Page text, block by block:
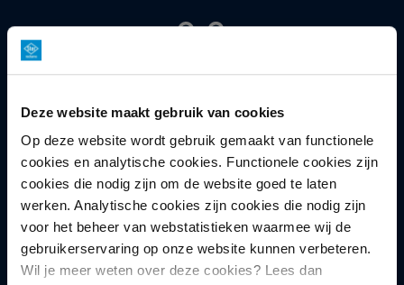
Deze website maakt gebruik van cookies
Op deze website wordt gebruik gemaakt van functionele
cookies en analytische cookies. Functionele cookies zijn
cookies die nodig zijn om de website goed te laten
werken. Analytische cookies zijn cookies die nodig zijn
voor het beheer van webstatistieken waarmee wij de
gebruikerservaring op onze website kunnen verbeteren.
Wil je meer weten over deze cookies? Lees dan
DOELGROEP
Mannen/Vrouwen 25-67 jaar